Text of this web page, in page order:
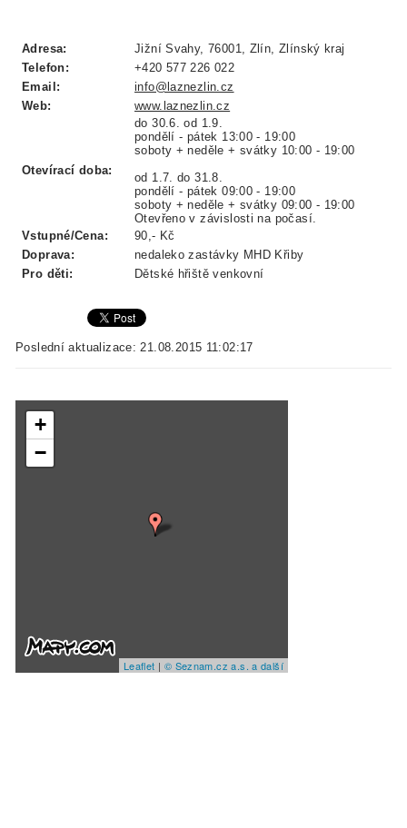
Adresa:
Jižní Svahy, 76001, Zlín, Zlínský kraj
Telefon:
+420 577 226 022
Email:
info@laznezlin.cz
Web:
www.laznezlin.cz
Otevírací doba:
do 30.6. od 1.9.
pondělí - pátek 13:00 - 19:00
soboty + neděle + svátky 10:00 - 19:00
od 1.7. do 31.8.
pondělí - pátek 09:00 - 19:00
soboty + neděle + svátky 09:00 - 19:00
Otevřeno v závislosti na počasí.
Vstupné/Cena:
90,- Kč
Doprava:
nedaleko zastávky MHD Křiby
Pro děti:
Dětské hřiště venkovní
Poslední aktualizace: 21.08.2015 11:02:17
+
−
Leaflet | © Seznam.cz a.s. a další